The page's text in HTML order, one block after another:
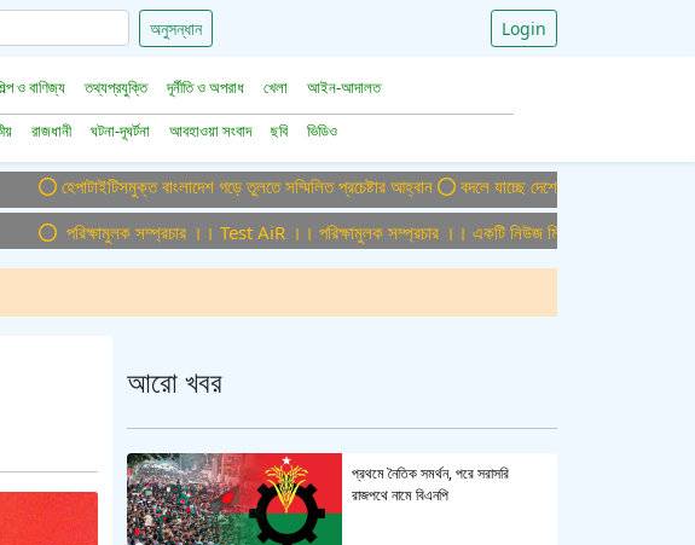
অনুসন্ধান Login
ও বাণিজ্য তথ্যপ্রযুক্তি দূর্নীতি ও অপরাধ খেলা
আইন-আদালত
রাজধানী ঘটনা-দূঘর্টনা আবহাওয়া সংবাদ ছবি ভিডিও
হেপাটাইটিসমুক্ত বাংলাদেশ গড়ে তুলতে সম্মিলিত প্রচেষ্টার আহ্বান বদলে যাচ্ছে দেশের বিমান ও পর্যটন খাত,
পরিক্ষামুলক সম্প্রচার ।। Test AiR ।। পরিক্ষামুলক সম্প্রচার ।। একটি নিউজ মিডিয়া হাউজের জন্য অফিস
আরো খবর
প্রথমে নৈতিক সমর্থন, পরে সরাসরি
রাজপথে নামে বিএনপি